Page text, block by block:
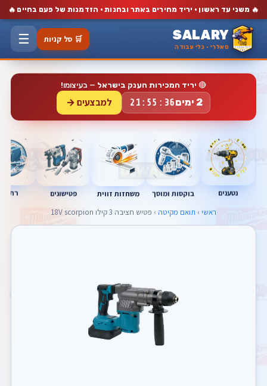
🔥 משני עד ראשון · יריד מחירים באתר ובחנות · הזדמנות של פעם בחיים🔥
SALARY
סאלרי · כלי עבודה
🛒 סל קניות ☰
🔴 יריד המכירות הענק בישראל — בעיצומו!
2 ימים 21:55:35 למבצעים →
נטענים בוקסות ומוסך משחזות זווית פטישונים
ראשי › תואם מקיטה › פטיש חציבה 3 קילו 18V scorpion